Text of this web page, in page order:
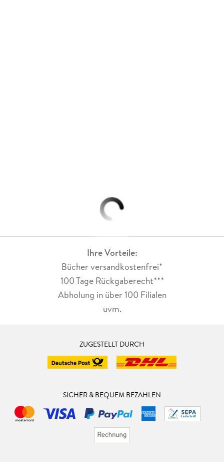
Ihre Vorteile:
Bücher versandkostenfrei*
100 Tage Rückgaberecht***
Abholung in über 100 Filialen
uvm.
ZUGESTELLT DURCH
SICHER & BEQUEM BEZAHLEN